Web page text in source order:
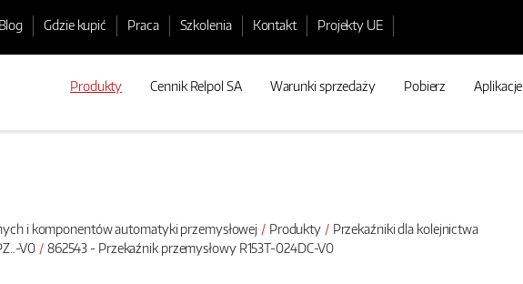
Blog Gdzie kupić Praca Szkolenia Kontakt Projekty UE
Produkty Cennik Relpol SA Warunki sprzedaży Pobierz Aplikacje
i komponentów automatyki przemysłowej Produkty
Przekaźniki dla kolejnictwa
V0
862543 - Przekaźnik przemysłowy R153T-024DC-V0